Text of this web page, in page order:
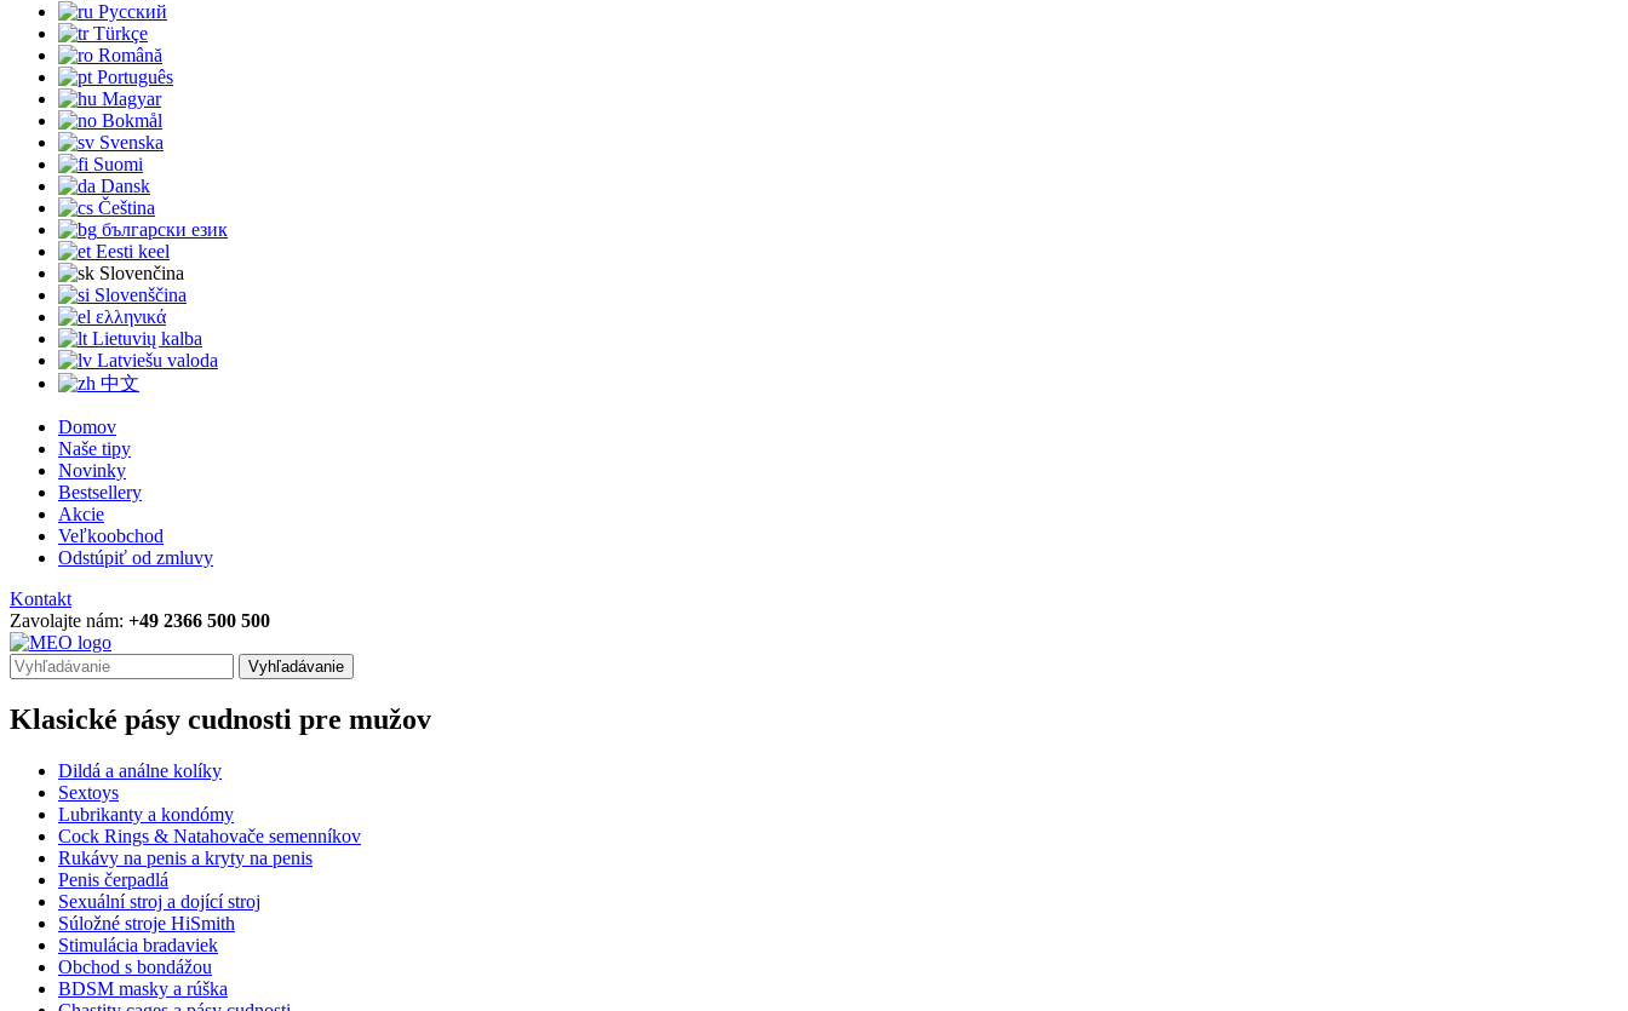
Русский
Türkçe
Română
Português
Magyar
Bokmål
Svenska
Suomi
Dansk
Čeština
български език
Eesti keel
Slovenčina
Slovenščina
ελληνικά
Lietuvių kalba
Latviešu valoda
中文
Domov
Naše tipy
Novinky
Bestsellery
Akcie
Veľkoobchod
Odstúpiť od zmluvy
Kontakt
Zavolajte nám: +49 2366 500 500
Vyhľadávanie
Klasické pásy cudnosti pre mužov
Dildá a análne kolíky
Sextoys
Lubrikanty a kondómy
Cock Rings & Natahovače semenníkov
Rukávy na penis a kryty na penis
Penis čerpadlá
Sexuální stroj a dojící stroj
Súložné stroje HiSmith
Stimulácia bradaviek
Obchod s bondážou
BDSM masky a rúška